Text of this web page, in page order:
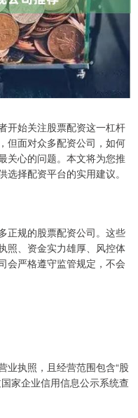
开始关注股票配资这一杠杆
但面对众多配资公司，如何
关心的问题。本文将为您推
择配资平台的实用建议。
正规的股票配资公司。这些
照、资金实力雄厚、风控体
会严格遵守监管规定，不会
业执照，且经营范围包含“股
家企业信用信息公示系统查